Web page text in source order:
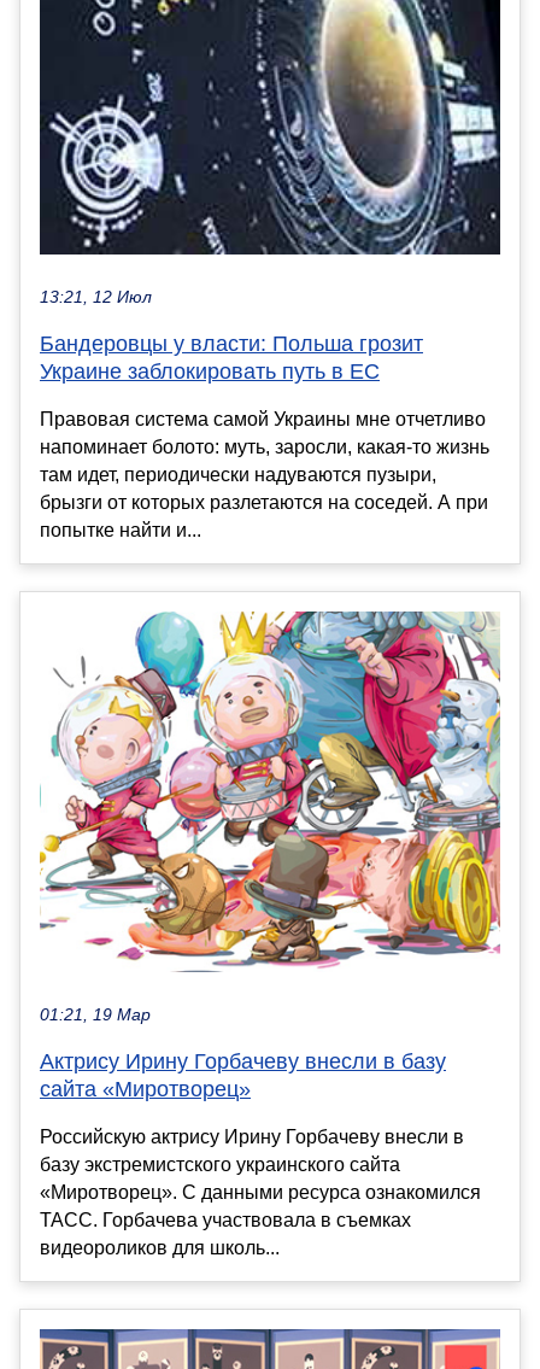
13:21, 12 Июл
Бандеровцы у власти: Польша грозит
Украине заблокировать путь в ЕС
Правовая система самой Украины мне отчетливо
напоминает болото: муть, заросли, какая-то жизнь
там идет, периодически надуваются пузыри,
брызги от которых разлетаются на соседей. А при
попытке найти и...
01:21, 19 Мар
Актрису Ирину Горбачеву внесли в базу
сайта «Миротворец»
Российскую актрису Ирину Горбачеву внесли в
базу экстремистского украинского сайта
«Миротворец». С данными ресурса ознакомился
ТАСС. Горбачева участвовала в съемках
видеороликов для школь...